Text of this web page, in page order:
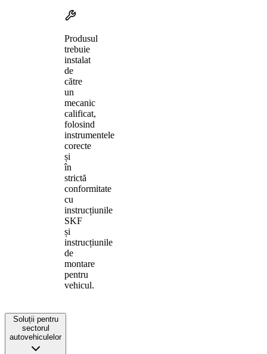
Produsul
trebuie
instalat
de
către
un
mecanic
calificat,
folosind
instrumentele
corecte
și
în
strictă
conformitate
cu
instrucțiunile
SKF
și
instrucțiunile
de
montare
pentru
vehicul.
Soluții pentru
sectorul
autovehiculelor